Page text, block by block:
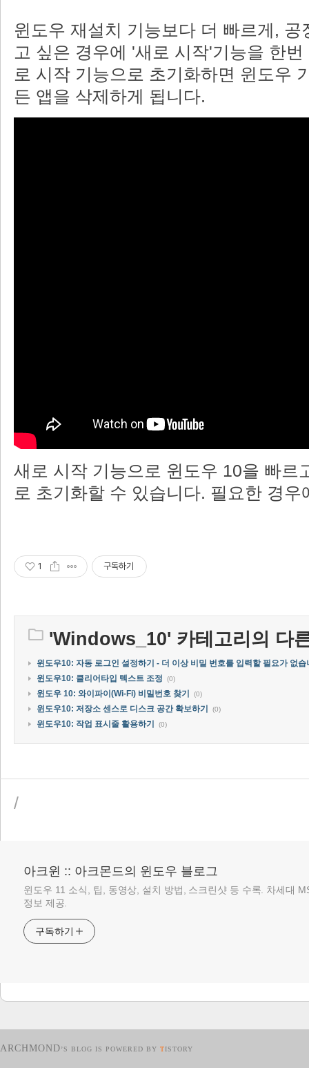
윈도우 재설치 기능보다 더 빠르게, 공
고 싶은 경우에 '새로 시작'기능을 한
로 시작 기능으로 초기화하면 윈도우
든 앱을 삭제하게 됩니다.
새로 시작 기능으로 윈도우 10을 빠르
로 초기화할 수 있습니다. 필요한 경
1 구독하기
'Windows_10' 카테고리의 다
윈도우10: 자동 로그인 설정하기 - 더 이상 비밀 번호를 입력할 필요가 없습
윈도우10: 클리어타입 텍스트 조정
(0)
윈도우 10: 와이파이(Wi-Fi) 비밀번호 찾기 (0)
윈도우10: 저장소 센스로 디스크 공간 확보하기 (0)
윈도우10: 작업 표시줄 활용하기 (0)
/
아크윈 :: 아크몬드의 윈도우 블로그
윈도우 11 소식, 팁, 동영상, 설치 방법, 스크린샷 등 수록. 차세대
정보 제공.
구독하기
ARCHMOND’S BLOG IS POWERED BY TISTORY